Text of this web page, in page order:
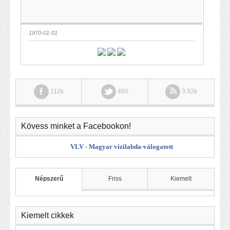
1970-01-01
112k 465 3.92k
Kövess minket a Facebookon!
VLV - Magyar vízilabda-válogatott
Népszerű Friss Kiemelt
Kiemelt cikkek